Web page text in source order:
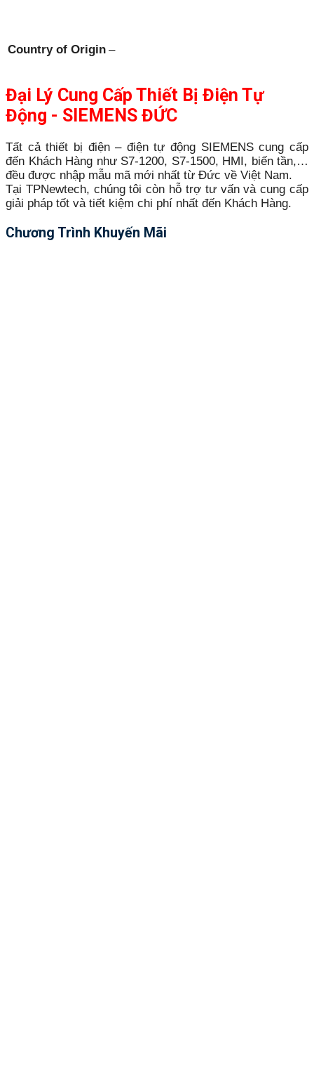
Country of Origin –
Đại Lý Cung Cấp Thiết Bị Điện Tự
Động - SIEMENS ĐỨC
Tất cả thiết bị điện – điện tự động SIEMENS cung cấp
đến Khách Hàng như S7-1200, S7-1500, HMI, biến tần,…
đều được nhập mẫu mã mới nhất từ Đức về Việt Nam.
Tại TPNewtech, chúng tôi còn hỗ trợ tư vấn và cung cấp
giải pháp tốt và tiết kiệm chi phí nhất đến Khách Hàng.
Chương Trình Khuyến Mãi